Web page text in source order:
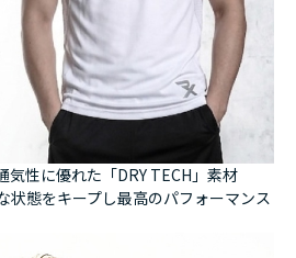
気性に優れた「DRY TECH」素材
状態をキープし最高のパフォーマンス